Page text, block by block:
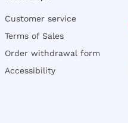
Customer service
Terms of Sales
Order withdrawal form
Accessibility